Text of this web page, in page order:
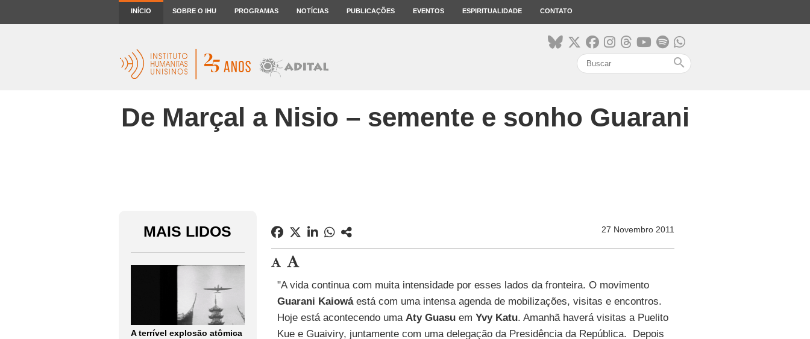
INÍCIO SOBRE O IHU PROGRAMAS NOTÍCIAS PUBLICAÇÕES EVENTOS ESPIRITUALIDADE CONTATO
search
De Marçal a Nisio – semente e sonho Guarani
MAIS LIDOS
A terrível explosão atômica
27 Novembro 2011
"A vida continua com muita intensidade por esses lados da fronteira. O movimento
Guarani Kaiowá está com uma intensa agenda de mobilizações, visitas e encontros.
Hoje está acontecendo uma Aty Guasuem Yvy Katu. Amanhã haverá visitas a Puelito
Kue e Guaiviry, juntamente com uma delegação da Presidência da República. Depois